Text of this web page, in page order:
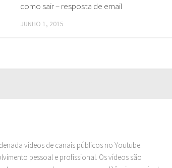
como sair – resposta de email
JUNHO 1, 2015
vídeos de canais públicos no Youtube.
pessoal e profissional. Os vídeos são